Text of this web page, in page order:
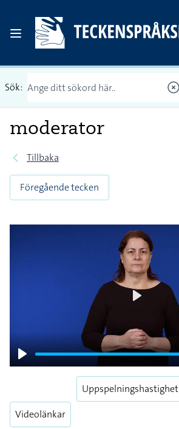
Sök:
moderator
Tillbaka
Föregående tecken
Play
Videolänkar
Uppspelningshastighet